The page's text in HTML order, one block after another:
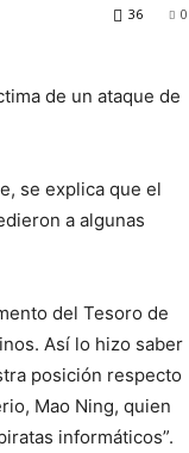
0
36
de un ataque de
se explica que el
a algunas
del Tesoro de
Así lo hizo saber
posición respecto
Mao Ning, quien
informáticos”.